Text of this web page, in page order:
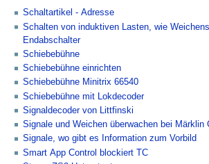
Schaltartikel - Adresse
Schalten von induktiven Lasten, wie
Endabschalter
Schiebebühne
Schiebebühne einrichten
Schiebebühne Minitrix 66540
Schiebebühne mit Lokdecoder
Signaldecoder von Littfinski
Signale und Weichen überwachen bei Märklin
Signale, wo gibt es Information zum Vorbild
Smart App Control blockiert TC